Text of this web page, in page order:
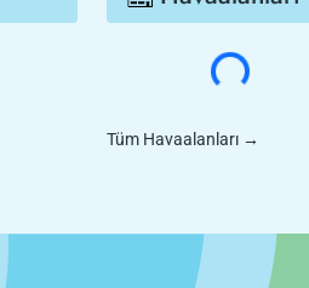
Tüm Havaalanları →